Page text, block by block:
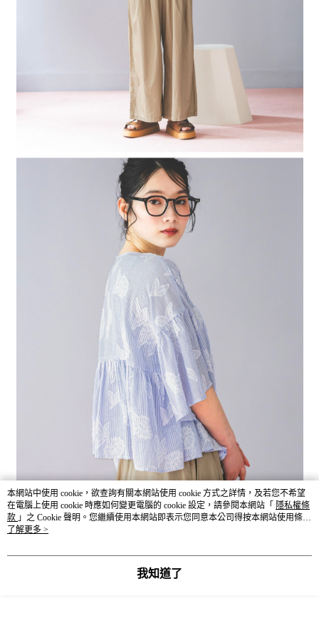
本網站中使用 cookie，欲查詢有關本網站使用 cookie 方式之詳情，及若您不希望
在電腦上使用 cookie 時應如何變更電腦的 cookie 設定，請參閱本網站「 隱私權條
款 」之 Cookie 聲明。您繼續使用本網站即表示您同意本公司得按本網站使用條款
之 Cookie 聲明使用 cookie。
了解更多 >
我知道了